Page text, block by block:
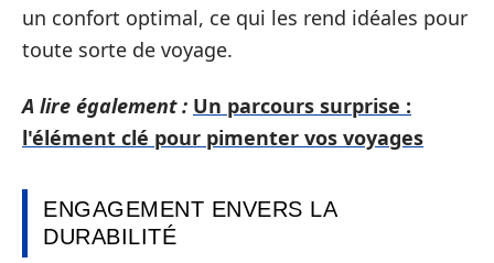
un confort optimal, ce qui les rend idéales pour
toute sorte de voyage.
A lire également : Un parcours surprise :
l'élément clé pour pimenter vos voyages
ENGAGEMENT ENVERS LA
DURABILITÉ